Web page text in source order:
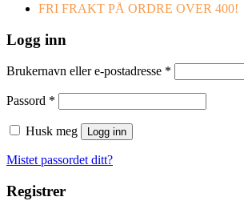
FRI FRAKT PÅ ORDRE OVER 400!
Logg inn
Brukernavn eller e-postadresse *
Passord *
Husk meg Logg inn
Mistet passordet ditt?
Registrer